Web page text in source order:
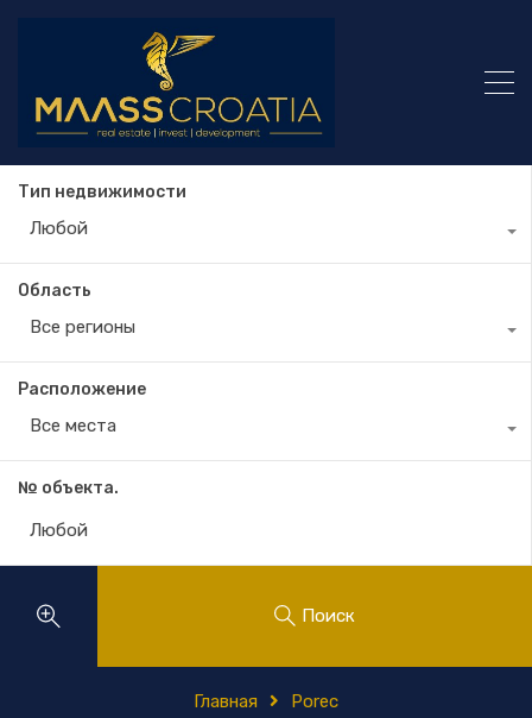
Тип недвижимости
Любой
Область
Все регионы
Расположение
Все места
№ объекта.
Поиск
Главная Porec